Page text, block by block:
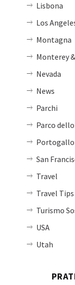
Lisbona
Los
Montagna
Monterey
Nevada
News
Parchi
Parco
Portogallo
San
Travel
Travel Tips
Turismo
USA
Utah